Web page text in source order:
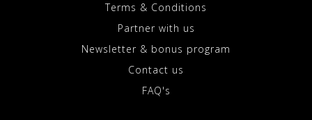
Terms & Conditions
Partner with us
Newsletter & bonus program
Contact us
FAQ's